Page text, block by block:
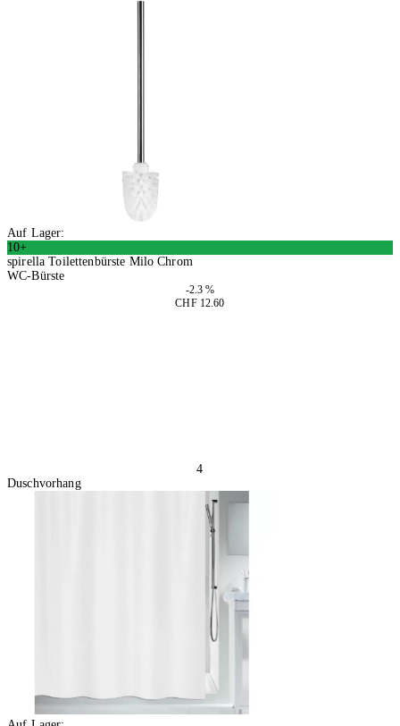
Auf Lager:
10+
spirella Toilettenbürste Milo Chrom
WC-Bürste
-2.3 %
CHF 12.60
4
Duschvorhang